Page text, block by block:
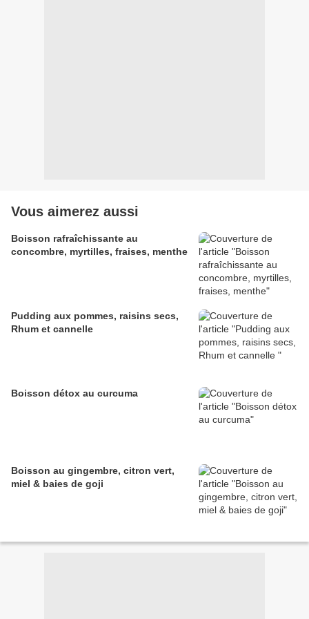
Vous aimerez aussi
Boisson rafraîchissante au
concombre, myrtilles, fraises, menthe
Pudding aux pommes, raisins secs,
Rhum et cannelle
Boisson détox au curcuma
Boisson au gingembre, citron vert,
miel & baies de goji